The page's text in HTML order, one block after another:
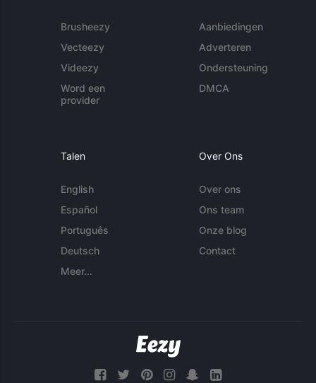
Brusheezy
Vecteezy
Videezy
Word een
provider
Aanbiedingen
Adverteren
Ondersteuning
DMCA
Talen
English
Español
Português
Deutsch
Meer...
Over Ons
Over ons
Ons team
Onze blog
Contact